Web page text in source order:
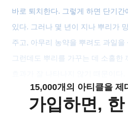
바로 퇴치한다. 그렇게 하면 단기간
있다. 그러나 몇 년이 지나 뿌리가
주고, 아무리 농약을 뿌려도 과일을
그런데도 뿌리를 가꾸는 데 소홀한
15,000개의 아티클을 제
가입하면,